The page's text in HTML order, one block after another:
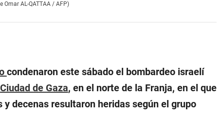
AL-QATTAA / AFP)
condenaron este sábado el bombardeo israelí
Ciudad de Gaza, en el norte de la Franja, en el que
y decenas resultaron heridas según el grupo